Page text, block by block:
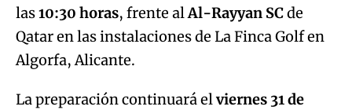
las10:30 horas, frente alAl-Rayyan SCde
Qatar en las instalaciones de La Finca Golf en
Algorfa, Alicante.
La preparación continuará elviernes 31 de